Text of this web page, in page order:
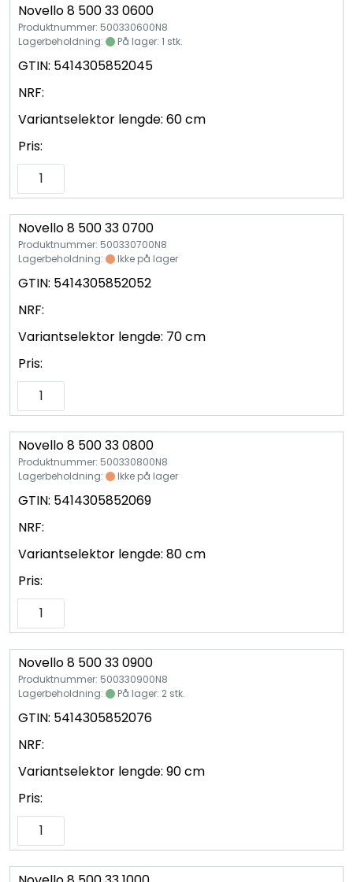
Novello 8 500 33 0600
Produktnummer: 500330600N8
Lagerbeholdning:
På lager: 1 stk.
GTIN: 5414305852045
NRF:
Variantselektor lengde: 60 cm
Pris:
Novello 8 500 33 0700
Produktnummer: 500330700N8
Lagerbeholdning:
Ikke på lager
GTIN: 5414305852052
NRF:
Variantselektor lengde: 70 cm
Pris:
Novello 8 500 33 0800
Produktnummer: 500330800N8
Lagerbeholdning:
Ikke på lager
GTIN: 5414305852069
NRF:
Variantselektor lengde: 80 cm
Pris:
Novello 8 500 33 0900
Produktnummer: 500330900N8
Lagerbeholdning:
På lager: 2 stk.
GTIN: 5414305852076
NRF:
Variantselektor lengde: 90 cm
Pris: